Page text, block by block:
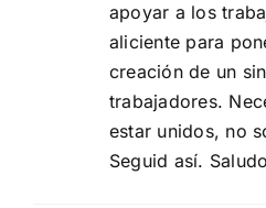
apoyar a los
aliciente para
creación de un
trabajadores.
estar unidos, no
Seguid así.